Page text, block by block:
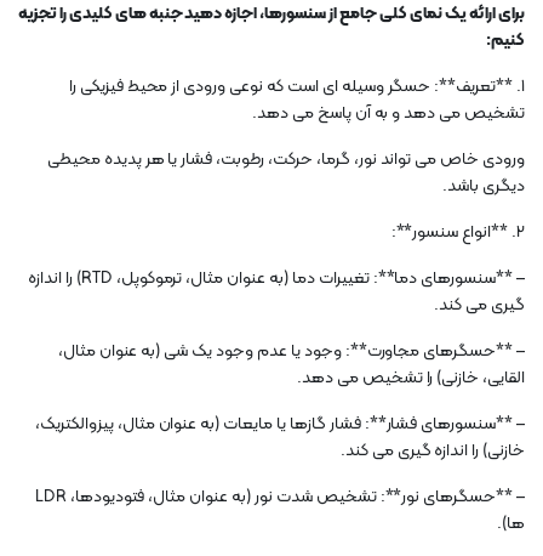
برای ارائه یک نمای کلی جامع از سنسورها، اجازه دهید جنبه های کلیدی را تجزیه
کنیم:
1. **تعریف**: حسگر وسیله ای است که نوعی ورودی از محیط فیزیکی را
تشخیص می دهد و به آن پاسخ می دهد.
ورودی خاص می تواند نور، گرما، حرکت، رطوبت، فشار یا هر پدیده محیطی
دیگری باشد.
2. **انواع سنسور**:
– **سنسورهای دما**: تغییرات دما (به عنوان مثال، ترموکوپل، RTD) را اندازه
گیری می کند.
– **حسگرهای مجاورت**: وجود یا عدم وجود یک شی (به عنوان مثال،
القایی، خازنی) را تشخیص می دهد.
– **سنسورهای فشار**: فشار گازها یا مایعات (به عنوان مثال، پیزوالکتریک،
خازنی) را اندازه گیری می کند.
– **حسگرهای نور**: تشخیص شدت نور (به عنوان مثال، فتودیودها، LDR
ها).